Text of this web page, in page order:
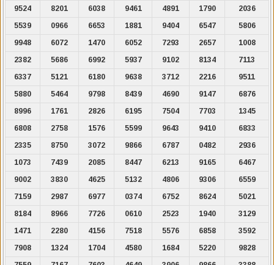
9524
8201 6038 9461 4891 1790
2036
5539
0966 6653 1881 9404 6547
5806
9948
6072 1470 6052 7293 2657
1008
2382
5686 6992 5937 9102 8134
7113
6337
5121 6180 9638 3712 2216
9511
5880
5464 9798 8439 4690 9147
6876
8996
1761 2826 6195 7504 7703
1345
6808
2758 1576 5599 9643 9410
6833
2335
8750 3072 9866 6787 0482
2936
1073
7439 2085 8447 6213 9165
6467
9002
3830 4625 5132 4806 9306
6559
7159
2987 6977 0374 6752 8624
5021
8184
8966 7726 0610 2523 1940
3129
1471
2280 4156 7518 5576 6858
3592
7908
1324 1704 4580 1684 5220
9828